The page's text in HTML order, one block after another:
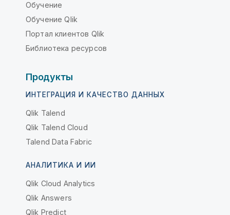
Обучение
Обучение Qlik
Портал клиентов Qlik
Библиотека ресурсов
Продукты
ИНТЕГРАЦИЯ И КАЧЕСТВО ДАННЫХ
Qlik Talend
Qlik Talend Cloud
Talend Data Fabric
АНАЛИТИКА И ИИ
Qlik Cloud Analytics
Qlik Answers
Qlik Predict